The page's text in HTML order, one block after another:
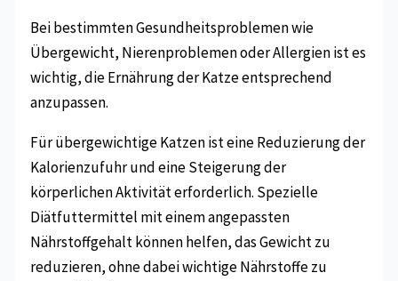
Bei bestimmten Gesundheitsproblemen wie
Übergewicht, Nierenproblemen oder Allergien ist es
wichtig, die Ernährung der Katze entsprechend
anzupassen.
Für übergewichtige Katzen ist eine Reduzierung der
Kalorienzufuhr und eine Steigerung der
körperlichen Aktivität erforderlich. Spezielle
Diätfuttermittel mit einem angepassten
Nährstoffgehalt können helfen, das Gewicht zu
reduzieren, ohne dabei wichtige Nährstoffe zu